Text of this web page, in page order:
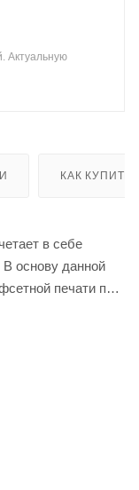
Актуальную
КАК КУПИТЬ
в себе
основу данной
печати по